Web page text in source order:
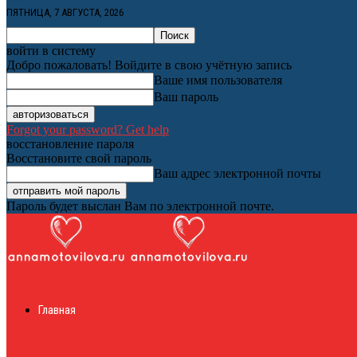
ПЯТНИЦА, 7 АВГУСТА, 2026
войти в систему
Добро пожаловать! Войдите в свою учётную запись
Ваше имя пользователя
Ваш пароль
Forgot your password? Get help
восстановление пароля
Восстановите свой пароль
Ваш адрес электронной почты
Пароль будет выслан Вам по электронной почте.
Главная